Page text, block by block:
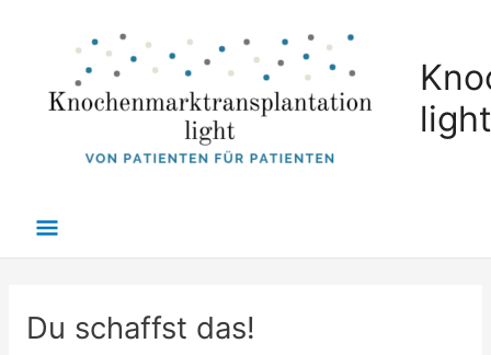
light
Hauptmenü
Du schaffst das!